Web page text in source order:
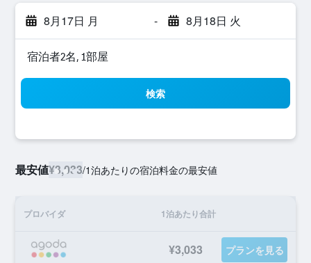
8月17日 月 - 8月18日 火
宿泊者2名, 1​部屋
検索
最安値¥3,033/1泊あたりの宿泊料金の最安値
プロバイダ 1泊あたり合計
¥3,033 プランを見る